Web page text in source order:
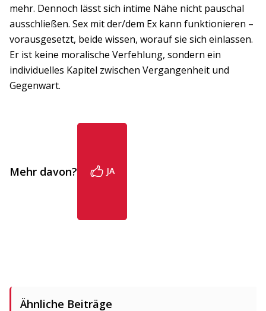
mehr. Dennoch lässt sich intime Nähe nicht pauschal
ausschließen. Sex mit der/dem Ex kann funktionieren –
vorausgesetzt, beide wissen, worauf sie sich einlassen.
Er ist keine moralische Verfehlung, sondern ein
individuelles Kapitel zwischen Vergangenheit und
Gegenwart.
Mehr davon? JA
Ähnliche Beiträge